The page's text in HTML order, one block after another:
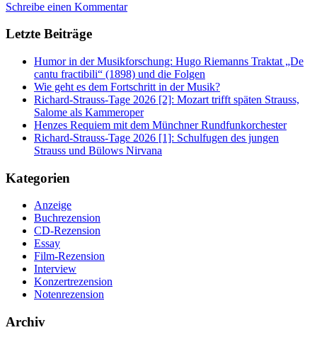
Schreibe einen Kommentar
Letzte Beiträge
Humor in der Musikforschung: Hugo Riemanns Traktat „De
cantu fractibili“ (1898) und die Folgen
Wie geht es dem Fortschritt in der Musik?
Richard-Strauss-Tage 2026 [2]: Mozart trifft späten Strauss,
Salome als Kammeroper
Henzes Requiem mit dem Münchner Rundfunkorchester
Richard-Strauss-Tage 2026 [1]: Schulfugen des jungen
Strauss und Bülows Nirvana
Kategorien
Anzeige
Buchrezension
CD-Rezension
Essay
Film-Rezension
Interview
Konzertrezension
Notenrezension
Archiv